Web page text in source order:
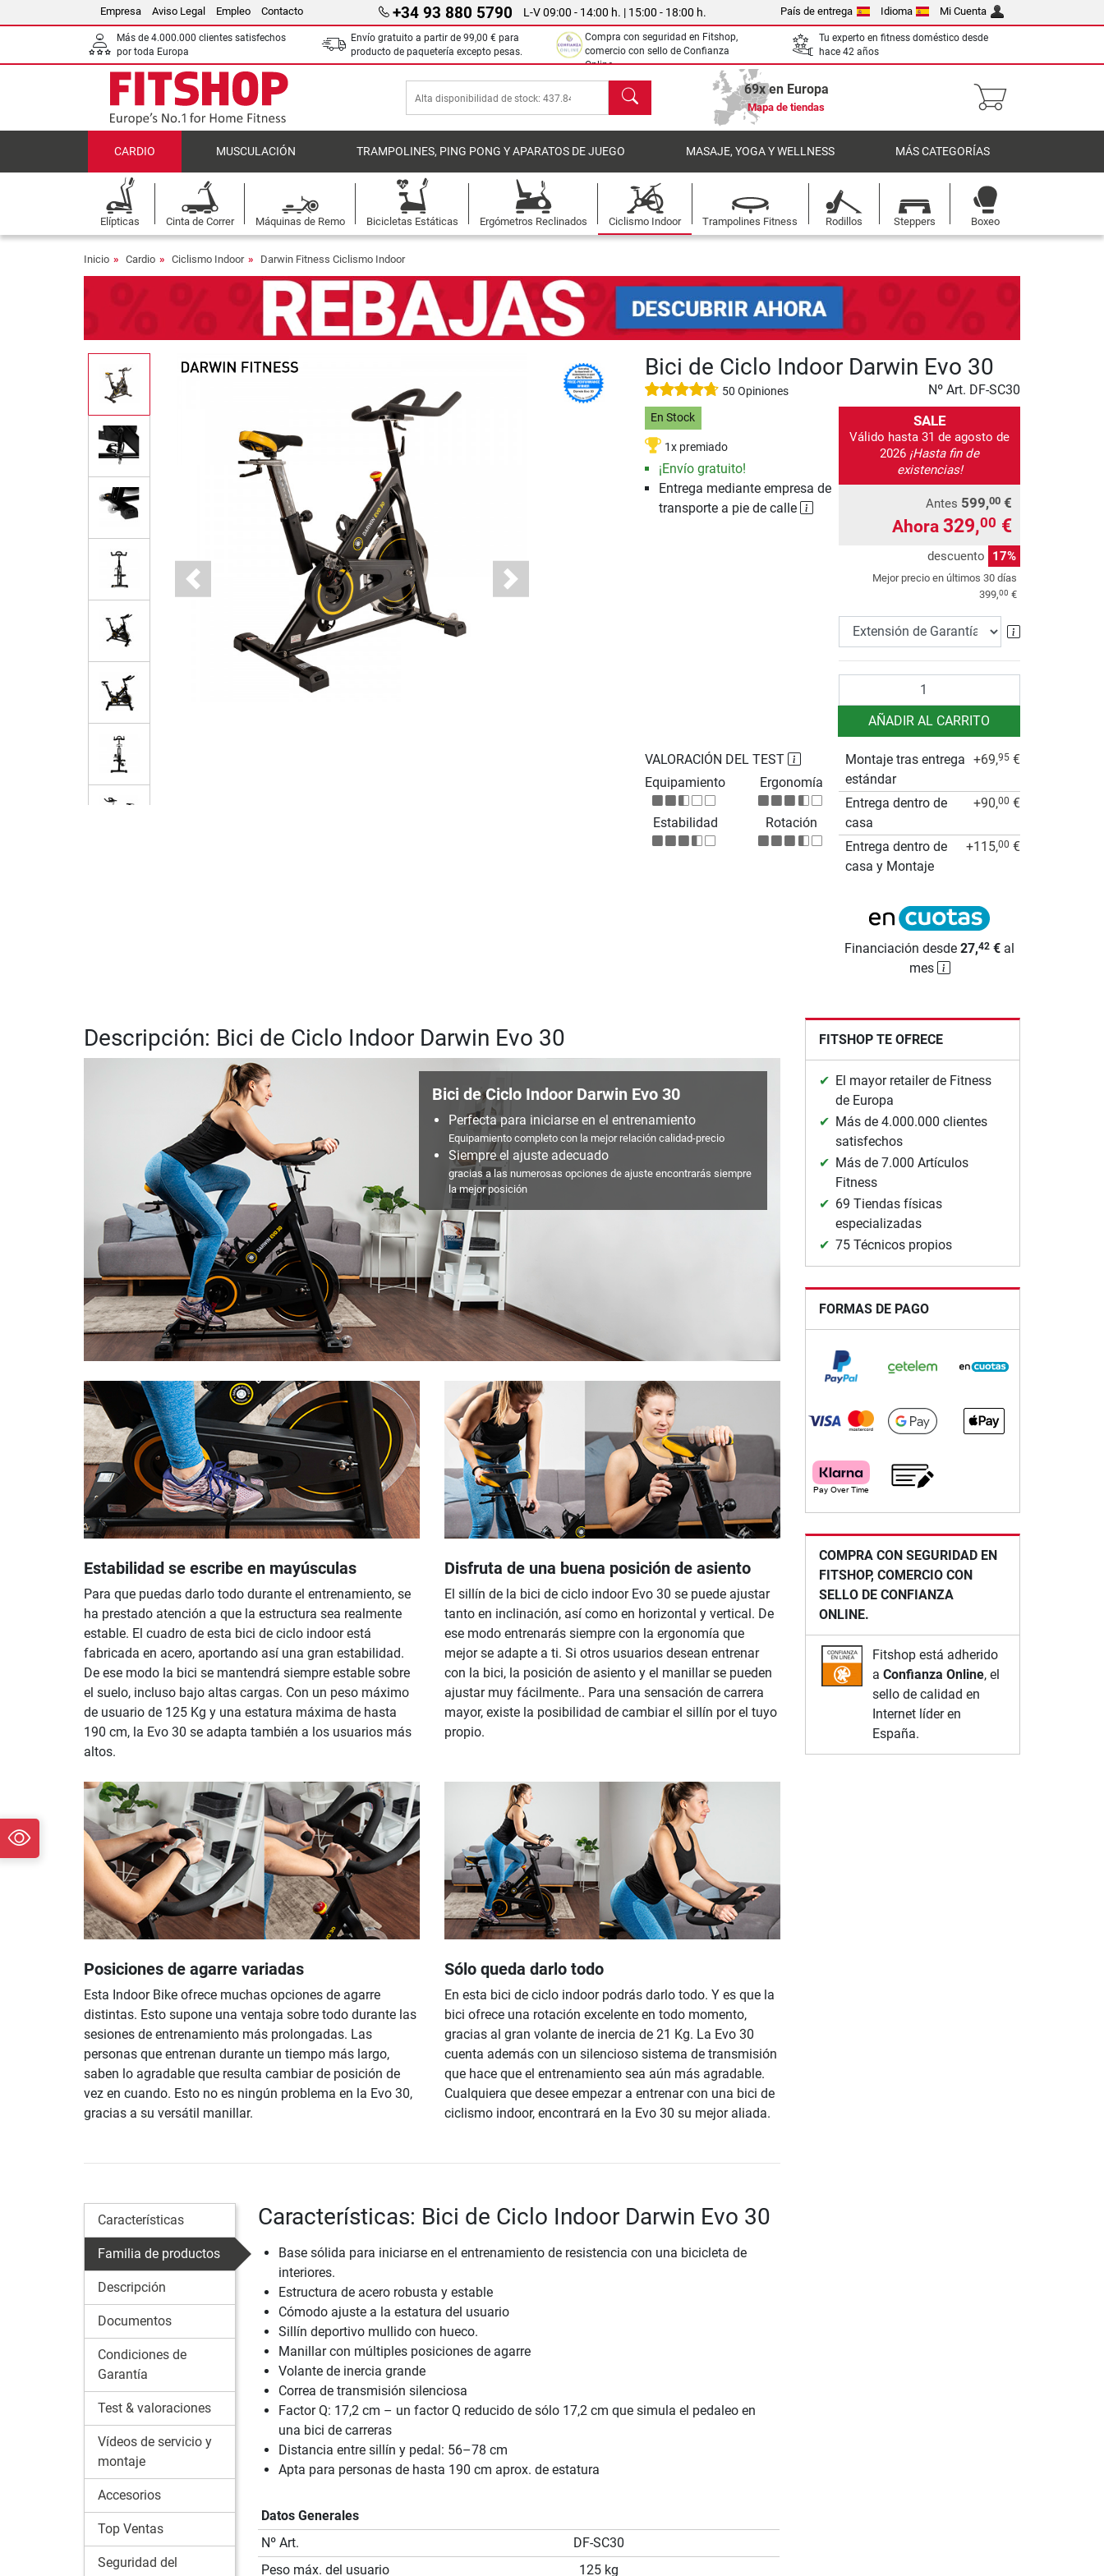
Empresa Aviso Legal Empleo Contacto +34 93 880 5790 L-V 09:00 - 14:00 h. | 15:00 - 18:00 h. País de entrega Idioma Mi Cuenta
Más de 4.000.000 clientes satisfechos
por toda Europa
Envío gratuito a partir de 99,00 € para
producto de paquetería excepto pesas.
Compra con seguridad en Fitshop,
comercio con sello de Confianza
Online.
Tu experto en fitness doméstico desde
hace 42 años
Buscar 69x en Europa
Mapa de tiendas
CARDIO MUSCULACIÓN TRAMPOLINES, PING PONG Y APARATOS DE JUEGO MASAJE, YOGA Y WELLNESS MÁS CATEGORÍAS
Elípticas Cinta de Correr Máquinas de Remo Bicicletas Estáticas Ergómetros Reclinados Ciclismo Indoor Trampolines Fitness Rodillos Steppers Boxeo
Inicio Cardio Ciclismo Indoor Darwin Fitness Ciclismo Indoor
Previous Next
Bici de Ciclo Indoor Darwin Evo 30
50 Opiniones Nº Art. DF-SC30
En Stock
1x premiado
¡Envío gratuito!
Entrega mediante empresa de
transporte a pie de calle
SALE
Válido hasta 31 de agosto de
2026 ¡Hasta fin de
existencias!
Antes 599,00 €
Ahora 329,00 €
descuento 17%
Mejor precio en últimos 30 días
399,00 €
Extensión de
AÑADIR AL CARRITO
VALORACIÓN DEL TEST
Equipamiento
Ergonomía
Estabilidad Rotación
Montaje tras entrega
estándar
+69,95 €
Entrega dentro de
casa
+90,00 €
Entrega dentro de
casa y Montaje
+115,00 €
Financiación desde27,42 € al
mes
Descripción: Bici de Ciclo Indoor Darwin Evo 30
Bici de Ciclo Indoor Darwin Evo 30
Perfecta para iniciarse en el entrenamiento
Equipamiento completo con la mejor relación calidad-precio
Siempre el ajuste adecuado
gracias a las numerosas opciones de ajuste encontrarás siempre
la mejor posición
Estabilidad se escribe en mayúsculas
Para que puedas darlo todo durante el entrenamiento, se
ha prestado atención a que la estructura sea realmente
estable. El cuadro de esta bici de ciclo indoor está
fabricada en acero, aportando así una gran estabilidad.
De ese modo la bici se mantendrá siempre estable sobre
el suelo, incluso bajo altas cargas. Con un peso máximo
de usuario de 125 Kg y una estatura máxima de hasta
190 cm, la Evo 30 se adapta también a los usuarios más
altos.
Disfruta de una buena posición de asiento
El sillín de la bici de ciclo indoor Evo 30 se puede ajustar
tanto en inclinación, así como en horizontal y vertical. De
ese modo entrenarás siempre con la ergonomía que
mejor se adapte a ti. Si otros usuarios desean entrenar
con la bici, la posición de asiento y el manillar se pueden
ajustar muy fácilmente.. Para una sensación de carrera
mayor, existe la posibilidad de cambiar el sillín por el tuyo
propio.
Posiciones de agarre variadas
Esta Indoor Bike ofrece muchas opciones de agarre
distintas. Esto supone una ventaja sobre todo durante las
sesiones de entrenamiento más prolongadas. Las
personas que entrenan durante un tiempo más largo,
saben lo agradable que resulta cambiar de posición de
vez en cuando. Esto no es ningún problema en la Evo 30,
gracias a su versátil manillar.
Sólo queda darlo todo
En esta bici de ciclo indoor podrás darlo todo. Y es que la
bici ofrece una rotación excelente en todo momento,
gracias al gran volante de inercia de 21 Kg. La Evo 30
cuenta además con un silencioso sistema de transmisión
que hace que el entrenamiento sea aún más agradable.
Cualquiera que desee empezar a entrenar con una bici de
ciclismo indoor, encontrará en la Evo 30 su mejor aliada.
Características
Familia de productos
Descripción
Documentos
Condiciones de
Garantía
Test & valoraciones
Vídeos de servicio y
montaje
Accesorios
Top Ventas
Seguridad del
Características: Bici de Ciclo Indoor Darwin Evo 30
Base sólida para iniciarse en el entrenamiento de resistencia con una bicicleta de
interiores.
Estructura de acero robusta y estable
Cómodo ajuste a la estatura del usuario
Sillín deportivo mullido con hueco.
Manillar con múltiples posiciones de agarre
Volante de inercia grande
Correa de transmisión silenciosa
Factor Q: 17,2 cm – un factor Q reducido de sólo 17,2 cm que simula el pedaleo en
una bici de carreras
Distancia entre sillín y pedal: 56–78 cm
Apta para personas de hasta 190 cm aprox. de estatura
Datos Generales
Nº Art.
DF-SC30
Peso máx. del usuario
125 kg
FITSHOP TE OFRECE
El mayor retailer de Fitness
de Europa
Más de 4.000.000 clientes
satisfechos
Más de 7.000 Artículos
Fitness
69 Tiendas físicas
especializadas
75 Técnicos propios
FORMAS DE PAGO
COMPRA CON SEGURIDAD EN
FITSHOP, COMERCIO CON
SELLO DE CONFIANZA
ONLINE.
Fitshop está adherido
a Confianza Online, el
sello de calidad en
Internet líder en
España.